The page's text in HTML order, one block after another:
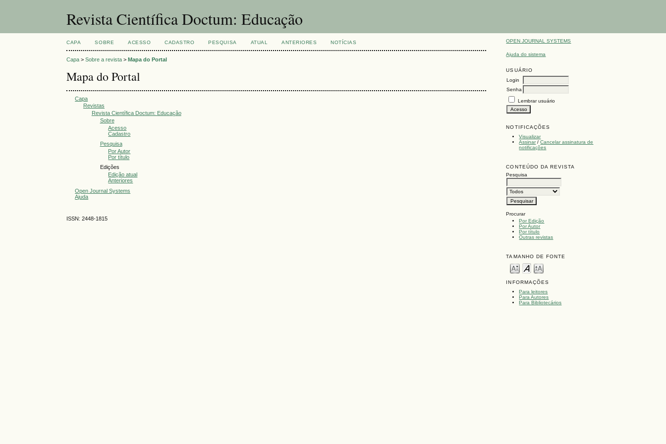
Revista Científica Doctum: Educação
OPEN JOURNAL SYSTEMS
Ajuda do sistema
USUÁRIO
Login
Senha
Lembrar usuário
NOTIFICAÇÕES
Visualizar
Assinar/Cancelar assinatura de
notificações
CONTEÚDO DA REVISTA
Pesquisa
Procurar
Por Edição
Por Autor
Por título
Outras revistas
TAMANHO DE FONTE
INFORMAÇÕES
Para leitores
Para Autores
Para Bibliotecários
CAPA SOBRE ACESSO CADASTRO PESQUISA ATUAL ANTERIORES NOTÍCIAS
Capa >Sobre a revista >Mapa do Portal
Mapa do Portal
Capa
Revistas
Revista Científica Doctum: Educação
Sobre
Acesso
Cadastro
Pesquisa
Por Autor
Por título
Edições
Edição atual
Anteriores
Open Journal Systems
Ajuda
ISSN: 2448-1815